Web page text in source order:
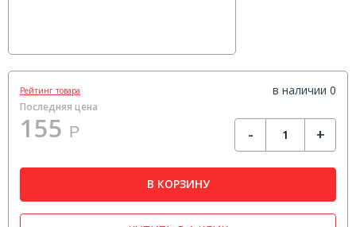
Рейтинг товара в наличии 0
Последняя цена
155 Р - +
В КОРЗИНУ